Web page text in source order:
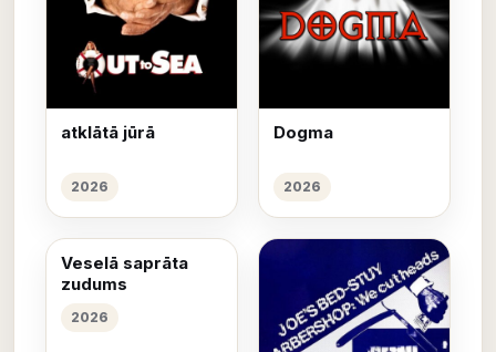
atklātā jūrā
2026
Dogma
2026
Veselā saprāta
zudums
2026